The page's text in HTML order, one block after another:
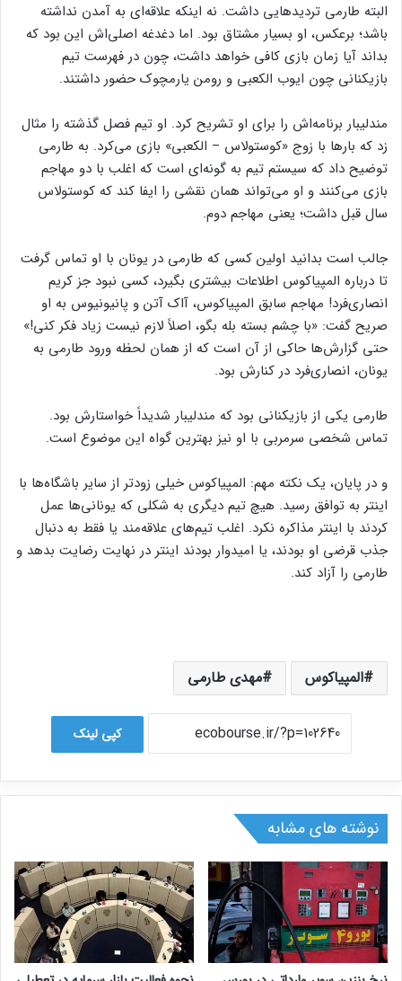
البته طارمی تردیدهایی داشت. نه اینکه علاقه‌ای به آمدن نداشته
باشد؛ برعکس، او بسیار مشتاق بود. اما دغدغه اصلی‌اش این بود که
بداند آیا زمان بازی کافی خواهد داشت، چون در فهرست تیم
بازیکنانی چون ایوب الکعبی و رومن یارمچوک حضور داشتند.
مندلیبار برنامه‌اش را برای او تشریح کرد. او تیم فصل گذشته را مثال
زد که بارها با زوج «کوستولاس – الکعبی» بازی می‌کرد. به طارمی
توضیح داد که سیستم تیم به گونه‌ای است که اغلب با دو مهاجم
بازی می‌کنند و او می‌تواند همان نقشی را ایفا کند که کوستولاس
سال قبل داشت؛ یعنی مهاجم دوم.
جالب است بدانید اولین کسی که طارمی در یونان با او تماس گرفت
تا درباره المپیاکوس اطلاعات بیشتری بگیرد، کسی نبود جز کریم
انصاری‌فرد! مهاجم سابق المپیاکوس، آاک آتن و پانیونیوس به او
صریح گفت: «با چشم بسته بله بگو، اصلاً لازم نیست زیاد فکر کنی!»
حتی گزارش‌ها حاکی از آن است که از همان لحظه ورود طارمی به
یونان، انصاری‌فرد در کنارش بود.
طارمی یکی از بازیکنانی بود که مندلیبار شدیداً خواستارش بود.
تماس شخصی سرمربی با او نیز بهترین گواه این موضوع است.
و در پایان، یک نکته مهم: المپیاکوس خیلی زودتر از سایر باشگاه‌ها با
اینتر به توافق رسید. هیچ تیم دیگری به شکلی که یونانی‌ها عمل
کردند با اینتر مذاکره نکرد. اغلب تیم‌های علاقه‌مند یا فقط به دنبال
جذب قرضی او بودند، یا امیدوار بودند اینتر در نهایت رضایت بدهد و
طارمی را آزاد کند.
المپیاکوس مهدی طارمی
کپی لینک
نوشته های مشابه